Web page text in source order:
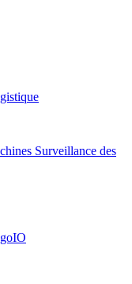
Surveillance des